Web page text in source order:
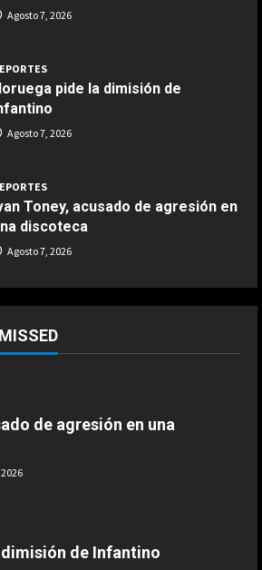
Agosto 7, 2026
pide la dimisión de
Agosto 7, 2026
Toney, acusado de agresión en
discoteca
Agosto 7, 2026
oficialmente
de agresión en una
de Infantino